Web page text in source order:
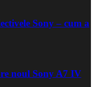
Sony – cum a
noul Sony A7 IV